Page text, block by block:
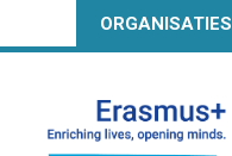
ORGANISATIES